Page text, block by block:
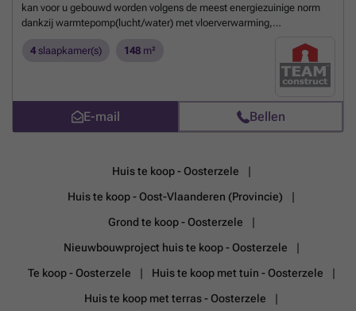
kan voor u gebouwd worden volgens de meest energiezuinige norm
dankzij warmtepomp(lucht/water) met vloerverwarming,
(systeem D), driedubbele beglazing, 13 zonnepanelen(445wp),
performante isolatie en hoogwaardige afwerking door ons sterk
lastenboek. Het ontwerp kan nog volledig aan uw smaak worden
aangepast alsook de indeling en de afwerkingsgraad. Meer info via
Team Construct op het nummer: ### De prijs bedraagt ALL-IN :
535.135€ (Grond + registratie + notaris + woning + 21% btw +
4 slaapkamer(s) 148 m²
E-mail Bellen
Huis te koop - Oosterzele
Huis te koop - Oost-Vlaanderen (Provincie)
Grond te koop - Oosterzele
Nieuwbouwproject huis te koop - Oosterzele
Te koop - Oosterzele
Huis te koop met tuin - Oosterzele
Huis te koop met terras - Oosterzele